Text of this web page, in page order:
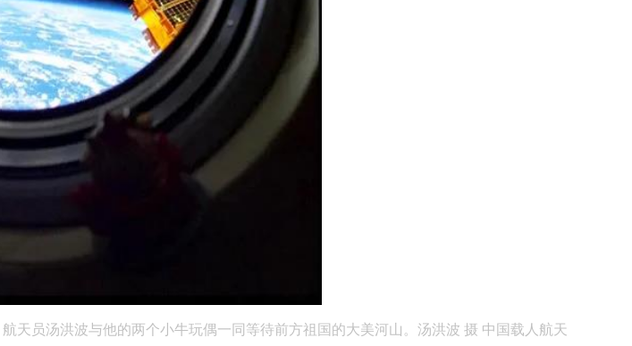
员汤洪波与他的两个小牛玩偶一同等待前方祖国的大美河山。汤洪波 摄 中国载人航天